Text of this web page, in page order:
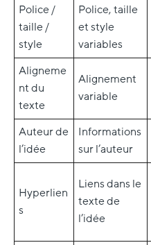
Police /
taille /
style
Police, taille
et style
variables
Aligneme
nt du
texte
Alignement
variable
Auteur de
l’idée
Informations
sur l’auteur
Hyperlien
s
Liens dans le
texte de
l’idée